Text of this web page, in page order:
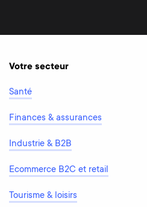
Votre secteur
Santé
Finances & assurances
Industrie & B2B
Ecommerce B2C et retail
Tourisme & loisirs